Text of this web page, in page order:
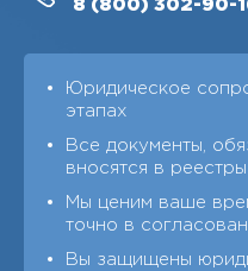
8 (800) 302-90-
Юридическое
этапах
Все документы,
вносятся в
Мы ценим ваше
точно в
Вы защищены